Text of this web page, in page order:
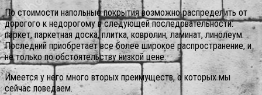
По стоимости напольные покрытия возможно распределить от
дорогого к недорогому в следующей последовательности:
паркет, паркетная доска, плитка, ковролин, ламинат, линолеум.
Последний приобретает все более широкое распространение, и
не только по обстоятельству низкой цене.
Имеется у него много вторых преимуществ, о которых мы
сейчас поведаем.